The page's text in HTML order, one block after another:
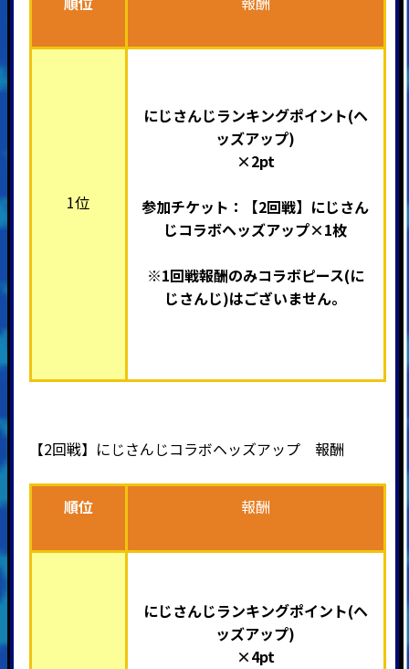
1位
にじさんじランキングポイント(ヘ
ッズアップ)
×2pt
参加チケット：【2回戦】 にじさん
じコラボヘッズアップ×1枚
※1回戦報酬のみコラボピース(に
じさんじ)はございません。
【2回戦】 にじさんじコラボヘッズアップ 報酬
順位 報酬
にじさんじランキングポイント(ヘ
ッズアップ)
×4pt